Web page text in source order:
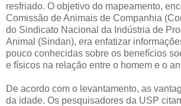
resfriado. O objetivo do mapeamento,
Comissão de Animais de Companhia
do Sindicato Nacional da Indústria de
Animal (Sindan), era enfatizar
pouco conhecidas sobre os benefícios
e físicos na relação entre o homem e o
De acordo com o levantamento, as
da idade. Os pesquisadores da USP